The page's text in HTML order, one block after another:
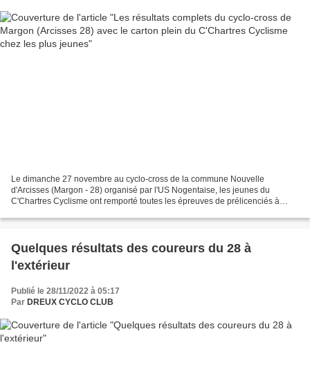
Le dimanche 27 novembre au cyclo-cross de la commune Nouvelle
d'Arcisses (Margon - 28) organisé par l'US Nogentaise, les jeunes du
C'Chartres Cyclisme ont remporté toutes les épreuves de prélicenciés à
Quelques résultats des coureurs du 28 à
l'extérieur
Publié le 28/11/2022 à 05:17
Par DREUX CYCLO CLUB